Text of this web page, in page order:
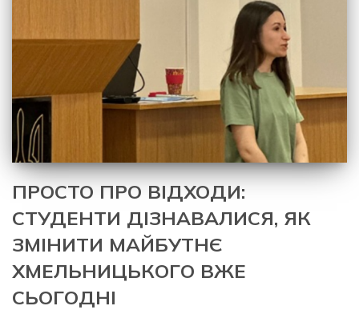
ПРОСТО ПРО ВІДХОДИ:
СТУДЕНТИ ДІЗНАВАЛИСЯ, ЯК
ЗМІНИТИ МАЙБУТНЄ
ХМЕЛЬНИЦЬКОГО ВЖЕ
СЬОГОДНІ